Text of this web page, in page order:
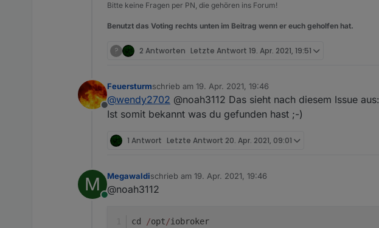
Bitte keine Fragen per PN, die gehören ins Forum!
Benutzt das Voting rechts unten im Beitrag wenn er euch geholfen hat.
? 2 Antworten Letzte Antwort 19. Apr. 2021, 19:51
Offline
Feuersturmschrieb am 19. Apr. 2021, 19:46
zuletzt editiert von
@wendy2702 @noah3112 Das sieht nach diesem Issue aus:
Ist somit bekannt was du gefunden hast ;-)
1 Antwort Letzte Antwort 20. Apr. 2021, 09:01
M
Online
Megawaldischrieb am 19. Apr. 2021, 19:46
zuletzt editiert von
@noah3112
cd /opt/iobroker